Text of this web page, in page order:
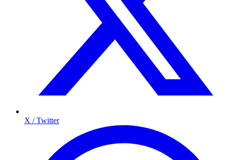
X / Twitter